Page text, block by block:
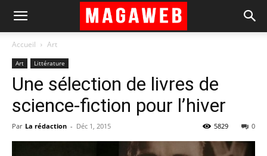
Accueil Art
Art Littérature
Une sélection de livres de
science-fiction pour l’hiver
Par La rédaction - Déc 1, 2015 0
5829